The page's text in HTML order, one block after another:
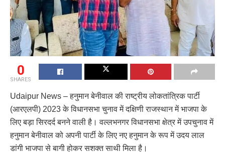
0
SHARES
Udaipur News – हनुमान बेनीवाल की राष्ट्रीय लोकतांत्रिक पार्टी
(आरएलपी) 2023 के विधानसभा चुनाव में दक्षिणी राजस्थान में भाजपा के
लिए बड़ा सिरदर्द बनने वाली है। वल्लभनगर विधानसभा क्षेत्र में उपचुनाव में
हनुमान बेनीवाल को अपनी पार्टी के लिए नए हनुमान के रूप में उदय लाल
डांगी भाजपा से बागी होकर सशक्त साथी मिला है।